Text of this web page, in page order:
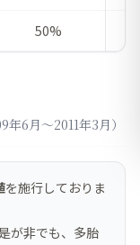
50%
年6月～2011年3月）
を施行しておりま
が非でも、多胎